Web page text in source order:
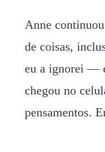
Anne
de coisas,
eu a ignorei —
chegou no
pensamentos.